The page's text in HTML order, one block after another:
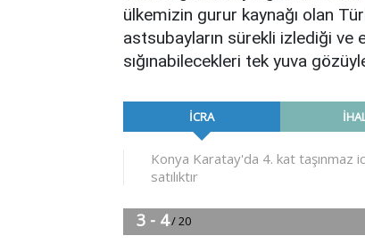
ülkemizin gurur kaynağı olan
astsubayların sürekli izlediği ve
sığınabilecekleri tek yuva